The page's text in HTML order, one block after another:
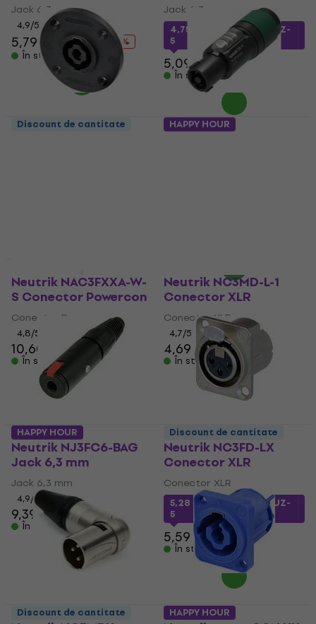
Jack 6,3 mm
4,9/5
5,79 € 7,99 €
- 28 %
În stoc
Jack 6,3 mm
4,75 € cu codulMUZMUZ-
5
5,09 €
În stoc
Discount de cantitate
Neutrik NAC3FXXA-W-
S Conector Powercon
Conector Powercon
4,8/5
10,60 € 11,90 €
În stoc
HAPPY HOUR
Neutrik NC3MD-L-1
Conector XLR
Conector XLR
4,7/5
4,69 €5,29 €
În stoc
Neutrik NJ3FC6-BAG
Jack 6,3 mm
Jack 6,3 mm
4,9/5
9,39 € 9,99 €
În stoc
Neutrik NC3FD-LX
Conector XLR
Conector XLR
5,28 €cu codul MUZMUZ-
5
5,59 €
În stoc
HAPPY HOUR Discount de cantitate
Discount de cantitate HAPPY HOUR